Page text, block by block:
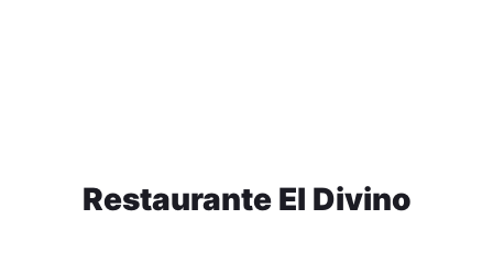
Restaurante El Divino